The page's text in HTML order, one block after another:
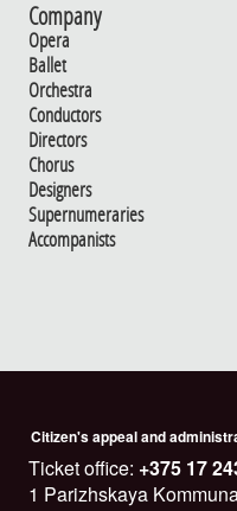
Company
Opera
Ballet
Orchestra
Conductors
Directors
Chorus
Designers
Supernumeraries
Accompanists
Citizen's appeal and
Ticket office: +375 17
1 Parizhskaya